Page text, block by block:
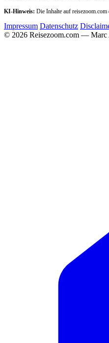
KI-Hinweis: Die Inhalte auf
Impressum Datenschutz
© 2026 Reisezoom.com — Marc